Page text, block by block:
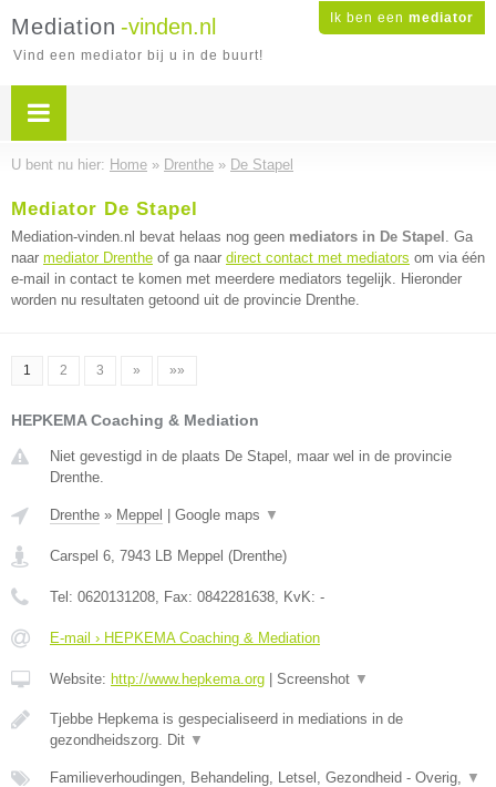
Ik ben een mediator
Mediation -vinden.nl
Vind een mediator bij u in de buurt!
U bent nu hier: Home » Drenthe » De Stapel
Mediator De Stapel
Mediation-vinden.nl bevat helaas nog geen mediators in De Stapel . Ga
naar mediator Drenthe of ga naar direct contact met mediators om via één
e-mail in contact te komen met meerdere mediators tegelijk. Hieronder
worden nu resultaten getoond uit de provincie Drenthe.
1 2 3 » »»
HEPKEMA Coaching & Mediation
Niet gevestigd in de plaats De Stapel, maar wel in de provincie
Drenthe.
Drenthe » Meppel Google maps ▼
Carspel 6, 7943 LB Meppel (Drenthe)
Tel: 0620131208, Fax: 0842281638, KvK: -
E-mail › HEPKEMA Coaching & Mediation
Website: http://www.hepkema.org Screenshot ▼
Tjebbe Hepkema is gespecialiseerd in mediations in de
gezondheidszorg. Dit ▼
Familieverhoudingen, Behandeling, Letsel, Gezondheid - Overig, ▼